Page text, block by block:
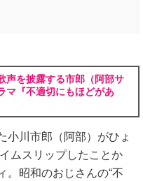
声を披露する市郎（阿部サ
『不適切にもほどがあ
川市郎（阿部）がひょ
ムスリップしたことか
。昭和のおじさんの“不